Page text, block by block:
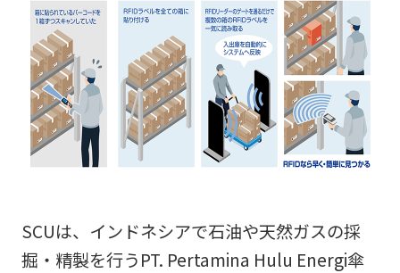
SCUは、インドネシアで石油や天然ガスの採
掘・精製を行うPT. Pertamina Hulu Energi傘